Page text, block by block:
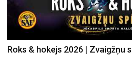
Roks & hokejs 2026 | Zvaigžņu